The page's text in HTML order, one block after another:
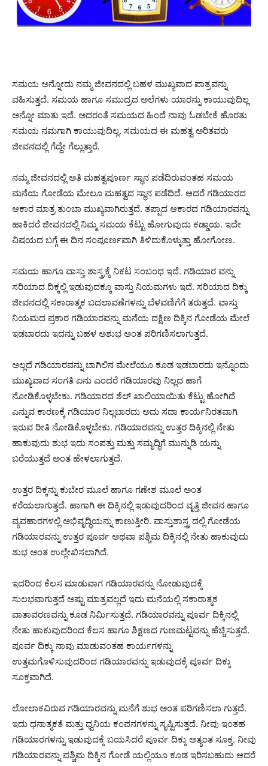
ಸಮಯ ಅನ್ನೋದು ನಮ್ಮ ಜೀವನದಲ್ಲಿ ಬಹಳ ಮುಖ್ಯವಾದ ಪಾತ್ರವನ್ನು
ವಹಿಸುತ್ತದೆ. ಸಮಯ ಹಾಗೂ ಸಮುದ್ರದ ಅಲೆಗಳು ಯಾರನ್ನು ಕಾಯುವುದಿಲ್ಲ
ಅನ್ನೋ ಮಾತು ಇದೆ. ಅದರಂತೆ ಸಮಯದ ಹಿಂದೆ ನಾವು ಓಡಬೇಕೆ ಹೊರತು
ಸಮಯ ನಮಗಾಗಿ ಕಾಯುವುದಿಲ್ಲ. ಸಮಯದ ಈ ಮಹತ್ವ ಅರಿತವರು
ಜೀವನದಲ್ಲಿ ಗೆದ್ದೇ ಗೆಲ್ಲುತ್ತಾರೆ.
ನಮ್ಮ ಜೀವನದಲ್ಲಿ ಅತಿ ಮಹತ್ವಪೂರ್ಣ ಸ್ಥಾನ ಪಡೆದಿರುವಂತಹ ಸಮಯ
ಮನೆಯ ಗೋಡೆಯ ಮೇಲೂ ಮಹತ್ವದ ಸ್ಥಾನ ಪಡೆದಿದೆ. ಆದರೆ ಗಡಿಯಾರದ
ಆಕಾರ ಮಾತ್ರ ತುಂಬಾ ಮುಖ್ಯವಾಗಿರುತ್ತದೆ. ತಪ್ಪಾದ ಆಕಾರದ ಗಡಿಯಾರವನ್ನು
ಹಾಕಿದರೆ ಜೀವನದಲ್ಲಿ ನಿಮ್ಮ ಸಮಯ ಕೆಟ್ಟು ಹೋಗುವುದು ಕಡ್ಡಾಯ. ಇದೇ
ವಿಷಯದ ಬಗ್ಗೆ ಈ ದಿನ ಸಂಪೂರ್ಣವಾಗಿ ತಿಳಿದುಕೊಳ್ಳುತ್ತಾ ಹೋಗೋಣ.
ಸಮಯ ಹಾಗೂ ವಾಸ್ತು ಶಾಸ್ತ್ರಕ್ಕೆ ನಿಕಟ ಸಂಬಂಧ ಇದೆ. ಗಡಿಯಾರ ವನ್ನು
ಸರಿಯಾದ ದಿಕ್ಕಲ್ಲಿ ಇಡುವುದಕ್ಕೂ ವಾಸ್ತು ನಿಯಮಗಳು ಇದೆ. ಸರಿಯಾದ ದಿಕ್ಕು
ಜೀವನದಲ್ಲಿ ಸಕಾರಾತ್ಮಕ ಬದಲಾವಣೆಗಳನ್ನು ಬೆಳವಣಿಗೆಗೆ ತರುತ್ತದೆ. ವಾಸ್ತು
ನಿಯಮದ ಪ್ರಕಾರ ಗಡಿಯಾರವನ್ನು ಮನೆಯ ದಕ್ಷಿಣ ದಿಕ್ಕಿನ ಗೋಡೆಯ ಮೇಲೆ
ಇಡಬಾರದು ಇದನ್ನು ಬಹಳ ಅಶುಭ ಅಂತ ಪರಿಗಣಿಸಲಾಗುತ್ತದೆ.
ಅಲ್ಲದೆ ಗಡಿಯಾರವನ್ನು ಬಾಗಿಲಿನ ಮೇಲೆಯೂ ಕೂಡ ಇಡಬಾರದು ಇನ್ನೊಂದು
ಮುಖ್ಯವಾದ ಸಂಗತಿ ಏನು ಎಂದರೆ ಗಡಿಯಾರವು ನಿಲ್ಲದ ಹಾಗೆ
ನೋಡಿಕೊಳ್ಳಬೇಕು. ಗಡಿಯಾರದ ಶೆಲ್ ಖಾಲಿಯಾಯಿತು ಕೆಟ್ಟು ಹೋಗಿದೆ
ಎನ್ನುವ ಕಾರಣಕ್ಕೆ ಗಡಿಯಾರ ನಿಲ್ಲಬಾರದು ಅದು ಸದಾ ಕಾರ್ಯನಿರತವಾಗಿ
ಇರುವ ರೀತಿ ನೋಡಿಕೊಳ್ಳಬೇಕು. ಗಡಿಯಾರವನ್ನು ಉತ್ತರ ದಿಕ್ಕಿನಲ್ಲಿ ನೇತು
ಹಾಕುವುದು ಶುಭ ಇದು ಸಂಪತ್ತು ಮತ್ತು ಸಮೃದ್ಧಿಗೆ ಮುನ್ನುಡಿ ಯನ್ನು
ಬರೆಯುತ್ತದೆ ಅಂತ ಹೇಳಲಾಗುತ್ತದೆ.
ಉತ್ತರ ದಿಕ್ಕನ್ನು ಕುಬೇರ ಮೂಲೆ ಹಾಗೂ ಗಣೇಶ ಮೂಲೆ ಅಂತ
ಕರೆಯಲಾಗುತ್ತದೆ. ಹಾಗಾಗಿ ಈ ದಿಕ್ಕಿನಲ್ಲಿ ಇಡುವುದರಿಂದ ವೃತ್ತಿ ಜೀವನ ಹಾಗೂ
ವ್ಯವಹಾರಗಳಲ್ಲಿ ಅಭಿವೃದ್ಧಿಯನ್ನು ಕಾಣುತ್ತೀರಿ. ವಾಸ್ತುಶಾಸ್ತ್ರ ದಲ್ಲಿ ಗೋಡೆಯ
ಗಡಿಯಾರವನ್ನು ಉತ್ತರ ಪೂರ್ವ ಅಥವಾ ಪಶ್ಚಿಮ ದಿಕ್ಕಿನಲ್ಲಿ ನೇತು ಹಾಕುವುದು
ಶುಭ ಅಂತ ಉಲ್ಲೇಖಿಸಲಾಗಿದೆ.
ಇದರಿಂದ ಕೆಲಸ ಮಾಡುವಾಗ ಗಡಿಯಾರವನ್ನು ನೋಡುವುದಕ್ಕೆ
ಸುಲಭವಾಗುತ್ತದೆ ಅಷ್ಟು ಮಾತ್ರವಲ್ಲದೆ ಇದು ಮನೆಯಲ್ಲಿ ಸಕಾರಾತ್ಮಕ
ವಾತಾವರಣವನ್ನು ಕೂಡ ನಿರ್ಮಿಸುತ್ತದೆ. ಗಡಿಯಾರವನ್ನು ಪೂರ್ವ ದಿಕ್ಕಿನಲ್ಲಿ
ನೇತು ಹಾಕುವುದರಿಂದ ಕೆಲಸ ಹಾಗೂ ಶಿಕ್ಷಣದ ಗುಣಮಟ್ಟವನ್ನು ಹೆಚ್ಚಿಸುತ್ತದೆ.
ಪೂರ್ವ ದಿಕ್ಕು ನಾವು ಮಾಡುವಂತಹ ಕಾರ್ಯಗಳನ್ನು
ಉತ್ತಮಗೊಳಿಸುವುದರಿಂದ ಗಡಿಯಾರವನ್ನು ಇಡುವುದಕ್ಕೆ ಪೂರ್ವ ದಿಕ್ಕು
ಸೂಕ್ತವಾಗಿದೆ.
ಲೋಲಾಕವಿರುವ ಗಡಿಯಾರವನ್ನು ಮನೆಗೆ ಶುಭ ಅಂತ ಪರಿಗಣಿಸಲಾ ಗುತ್ತದೆ.
ಇದು ಧನಾತ್ಮಕತೆ ಮತ್ತು ಧ್ವನಿಯ ಕಂಪನಗಳನ್ನು ಸೃಷ್ಟಿಸುತ್ತದೆ. ನೀವು ಇಂತಹ
ಗಡಿಯಾರಗಳನ್ನು ಇಡುವುದಕ್ಕೆ ಬಯಸಿದರೆ ಪೂರ್ವ ದಿಕ್ಕು ಅತ್ಯಂತ ಸೂಕ್ತ. ನೀವು
ಗಡಿಯಾರವನ್ನು ಪಶ್ಚಿಮ ದಿಕ್ಕಿನ ಗೋಡೆ ಯಲ್ಲಿಯೂ ಕೂಡ ಇರಿಸಬಹುದು ಆದರೆ